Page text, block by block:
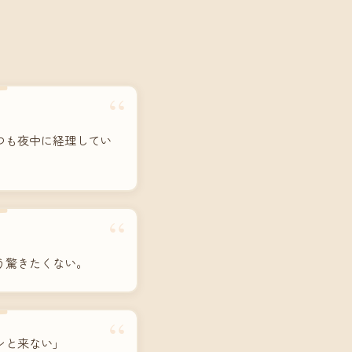
“
も夜中に経理してい
“
きたくない。
“
来ない」